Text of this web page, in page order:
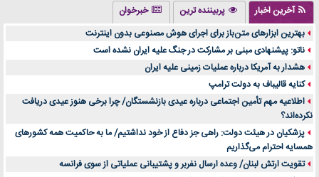
درد زانو بعد از تمرین با تردمیل؟ شاید مشکل از این انتخاب باشد
آینده موسیقی هم‌اکنون در اینجاست
بهترین راه تبلیغات کلینیک زیبایی و افزایش مشتری کدام است؟
مقایسه قالب آسترا با وودمارت و فلت‌سام (فارسی)
خرید سمعک کارکرده یا دست دوم | نکات مهم قبل از تصمیم‌گیری
خرید و فروش قطعات سرور دست دوم در ماهان شبکه ایرانیان
اهمیت انتخاب بهترین وکیل در سعادت آباد برای پرونده‌های حساس و کلان
۷ تاثیرات کامپیوتر در حوزه علوم زندگی و کاربردی
لیفتراک صفر؛ راهنمای جامع خرید، قیمت و فروش در ایران
آخرین اخبار پربیننده ترین
خبرخوان
بهترین ابزارهای متن‌باز برای اجرای هوش مصنوعی بدون اینترنت
ناتو: پیشنهادی مبنی بر مشارکت در جنگ علیه ایران نشده است
هشدار به آمریکا درباره عملیات زمینی علیه ایران
کنایه قالیباف به دولت ترامپ
اطلاعیه مهم تأمین اجتماعی درباره عیدی بازنشستگان/ چرا برخی هنوز عیدی دریافت
نکرده‌اند؟
پزشکیان در هیئت دولت: راهی جز دفاع از خود نداشتیم/ ما به حاکمیت همه کشورهای
همسایه احترام می‌گذاریم
تقویت ارتش لبنان/ وعده ارسال نفربر و پشتیبانی عملیاتی از سوی فرانسه